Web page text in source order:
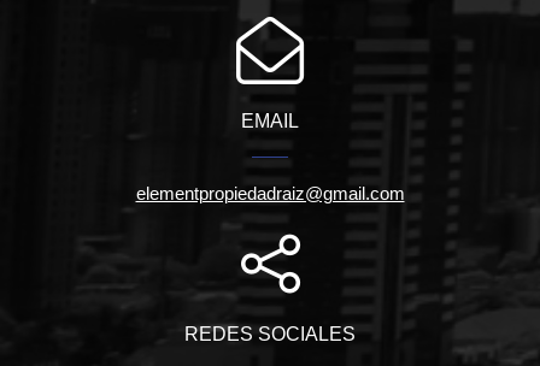
EMAIL
elementpropiedadraiz@gmail.com
REDES SOCIALES